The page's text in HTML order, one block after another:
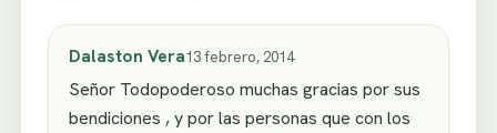
Dalaston Vera13 febrero, 2014
Señor Todopoderoso muchas gracias por sus
bendiciones , y por las personas que con los